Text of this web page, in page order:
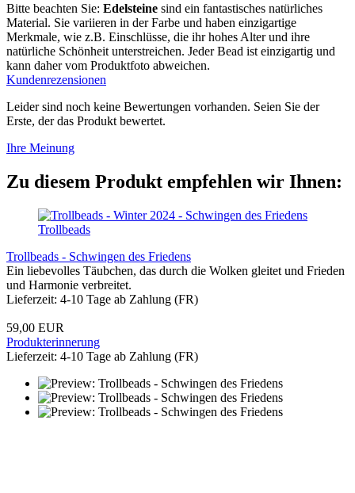
Bitte beachten Sie: Edelsteine sind ein fantastisches natürliches
Material. Sie variieren in der Farbe und haben einzigartige
Merkmale, wie z.B. Einschlüsse, die ihr hohes Alter und ihre
natürliche Schönheit unterstreichen. Jeder Bead ist einzigartig und
kann daher vom Produktfoto abweichen.
Kundenrezensionen
Leider sind noch keine Bewertungen vorhanden. Seien Sie der
Erste, der das Produkt bewertet.
Ihre Meinung
Zu diesem Produkt empfehlen wir Ihnen:
Trollbeads
Trollbeads - Schwingen des Friedens
Ein liebevolles Täubchen, das durch die Wolken gleitet und Frieden
und Harmonie verbreitet.
Lieferzeit: 4-10 Tage ab Zahlung (FR)
59,00 EUR
Produkterinnerung
Lieferzeit: 4-10 Tage ab Zahlung (FR)